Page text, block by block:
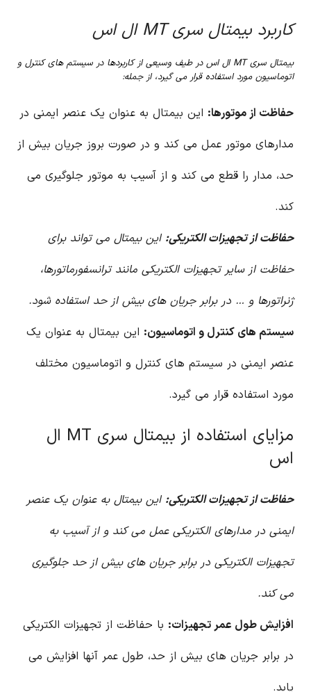
کاربرد بیمتال سری MT ال اس
بیمتال سری MT ال اس در طیف وسیعی از کاربردها در سیستم های کنترل و
اتوماسیون مورد استفاده قرار می گیرد، از جمله:
حفاظت از موتورها: این بیمتال به عنوان یک عنصر ایمنی در
مدارهای موتور عمل می کند و در صورت بروز جریان بیش از
حد، مدار را قطع می کند و از آسیب به موتور جلوگیری می
کند.
حفاظت از تجهیزات الکتریکی: این بیمتال می تواند برای
حفاظت از سایر تجهیزات الکتریکی مانند ترانسفورماتورها،
ژنراتورها و … در برابر جریان های بیش از حد استفاده شود.
سیستم های کنترل و اتوماسیون: این بیمتال به عنوان یک
عنصر ایمنی در سیستم های کنترل و اتوماسیون مختلف
مورد استفاده قرار می گیرد.
مزایای استفاده از بیمتال سری MT ال
اس
حفاظت از تجهیزات الکتریکی: این بیمتال به عنوان یک عنصر
ایمنی در مدارهای الکتریکی عمل می کند و از آسیب به
تجهیزات الکتریکی در برابر جریان های بیش از حد جلوگیری
می کند.
افزایش طول عمر تجهیزات: با حفاظت از تجهیزات الکتریکی
در برابر جریان های بیش از حد، طول عمر آنها افزایش می
یابد.